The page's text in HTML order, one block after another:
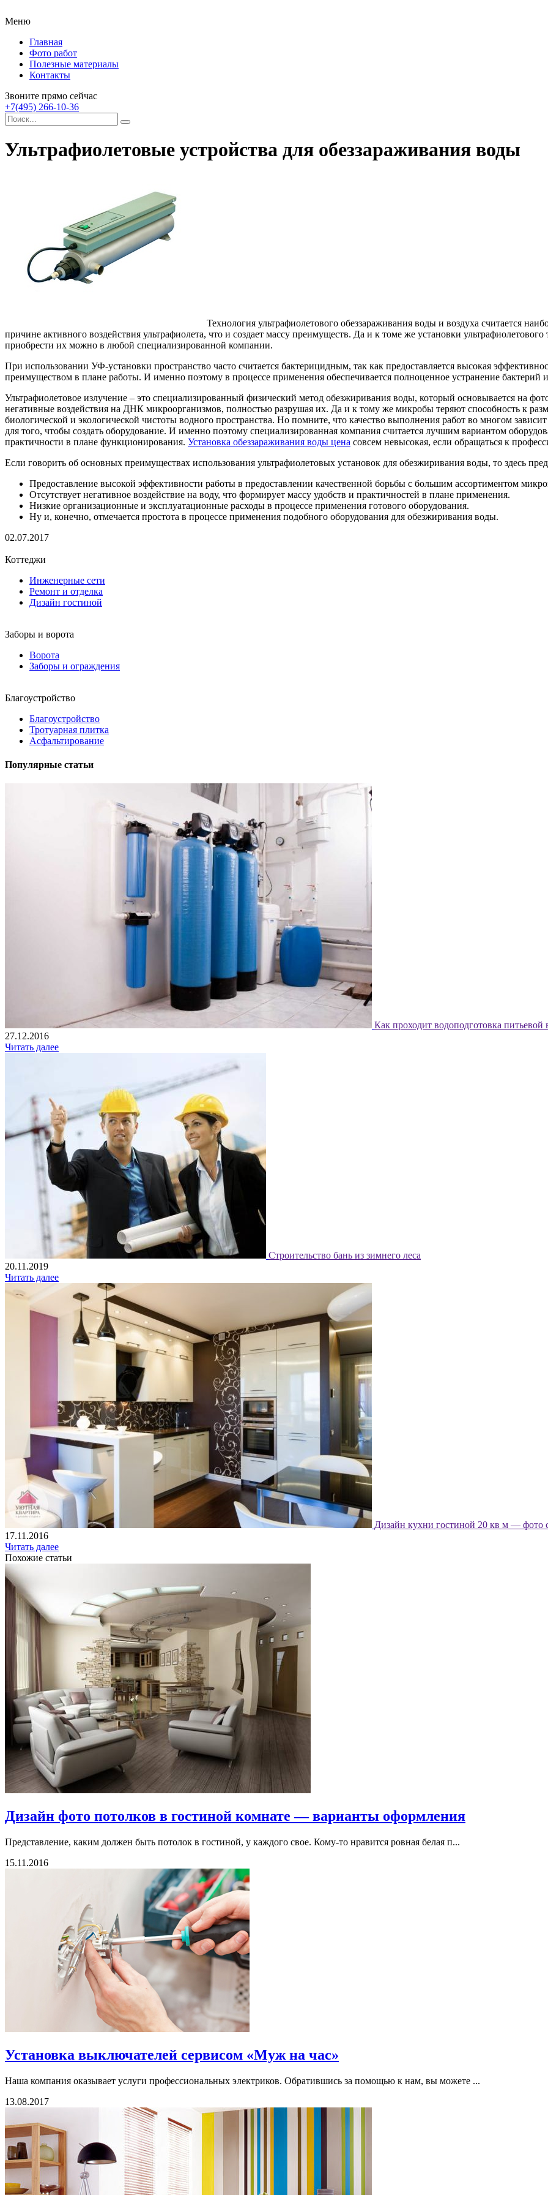
Меню
Главная
Фото работ
Полезные материалы
Контакты
Звоните прямо сейчас
+7(495) 266-10-36
Ультрафиолетовые устройства для обеззараживания воды
Технология ультрафиолетового обеззараживания воды и воздуха считается
причине активного воздействия ультрафиолета, что и создает массу преимуществ. Да и к томе же установки
приобрести их можно в любой специализированной компании.
При использовании УФ-установки пространство часто считается бактерицидным, так как предоставляется высокая
преимуществом в плане работы. И именно поэтому в процессе применения обеспечивается полноценное устранение бактерий
Ультрафиолетовое излучение – это специализированный физический метод обезжиривания воды, который основывается на
негативные воздействия на ДНК микроорганизмов, полностью разрушая их. Да и к тому же микробы теряют способность к
биологической и экологической чистоты водного пространства. Но помните, что качество выполнения работ во многом
для того, чтобы создать оборудование. И именно поэтому специализированная компания считается лучшим вариантом
практичности в плане функционирования. Установка обеззараживания воды цена совсем невысокая, если обращаться к
Если говорить об основных преимуществах использования ультрафиолетовых установок для обезжиривания воды, то здесь
Предоставление высокой эффективности работы в предоставлении качественной борьбы с большим ассортиментом
Отсутствует негативное воздействие на воду, что формирует массу удобств и практичностей в плане применения.
Низкие организационные и эксплуатационные расходы в процессе применения готового оборудования.
Ну и, конечно, отмечается простота в процессе применения подобного оборудования для обезжиривания воды.
02.07.2017
Коттеджи
Инженерные сети
Ремонт и отделка
Дизайн гостиной
Заборы и ворота
Ворота
Заборы и ограждения
Благоустройство
Благоустройство
Тротуарная плитка
Асфальтирование
Популярные статьи
Как проходит водоподготовка питьевой
27.12.2016
Читать далее
Строительство бань из зимнего леса
20.11.2019
Читать далее
Дизайн кухни гостиной 20 кв м — фото
17.11.2016
Читать далее
Похожие статьи
Дизайн фото потолков в гостиной комнате — варианты оформления
Представление, каким должен быть потолок в гостиной, у каждого свое. Кому-то нравится ровная белая п...
15.11.2016
Установка выключателей сервисом «Муж на час»
Наша компания оказывает услуги профессиональных электриков. Обратившись за помощью к нам, вы можете ...
13.08.2017